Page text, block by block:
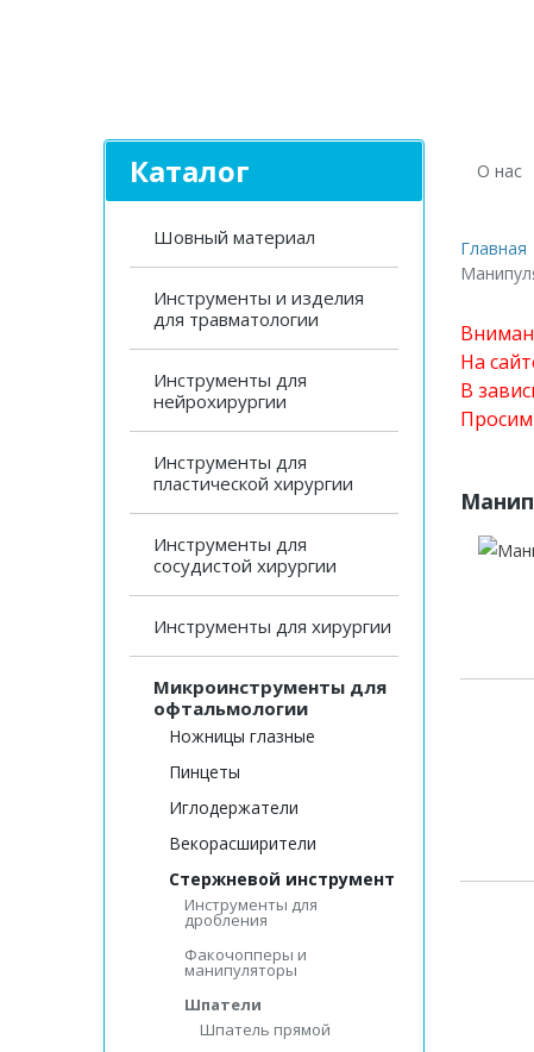
Каталог
Шовный материал
Инструменты и изделия
для травматологии
Инструменты для
нейрохирургии
Инструменты для
пластической хирургии
Инструменты для
сосудистой хирургии
Инструменты для хирургии
Микроинструменты для
офтальмологии
Ножницы глазные
Пинцеты
Иглодержатели
Векорасширители
Стержневой инструмент
Инструменты для
дробления
Факочопперы и
манипуляторы
Шпатели
Шпатель прямой
О нас
Главная
На
В